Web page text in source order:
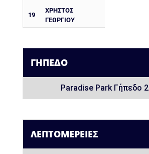
19
ΧΡΗΣΤΟΣ
ΓΕΩΡΓΙΟΥ
ΓΉΠΕΔΟ
Paradise Park Γήπεδο 2
ΛΕΠΤΟΜΈΡΕΙΕΣ